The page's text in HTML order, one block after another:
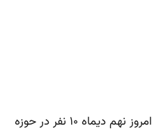
به گزارش خبرنگار فارس تا صبح امروز نهم دیماه ۱۰ نفر در حوزه